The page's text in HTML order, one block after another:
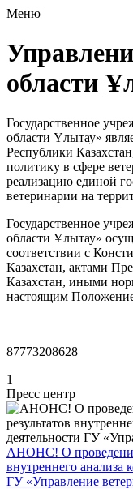
Меню
области
Государственное
области Ұлытау»
Республики
политику в сфере
реализацию единой
ветеринарии на
Государственное
области Ұлытау»
соответствии с
Казахстан, актами
Казахстан, иными
настоящим
87773208628
1
Пресс центр
АНОНС! О проведении
внутреннего анализа
ГУ «Управление